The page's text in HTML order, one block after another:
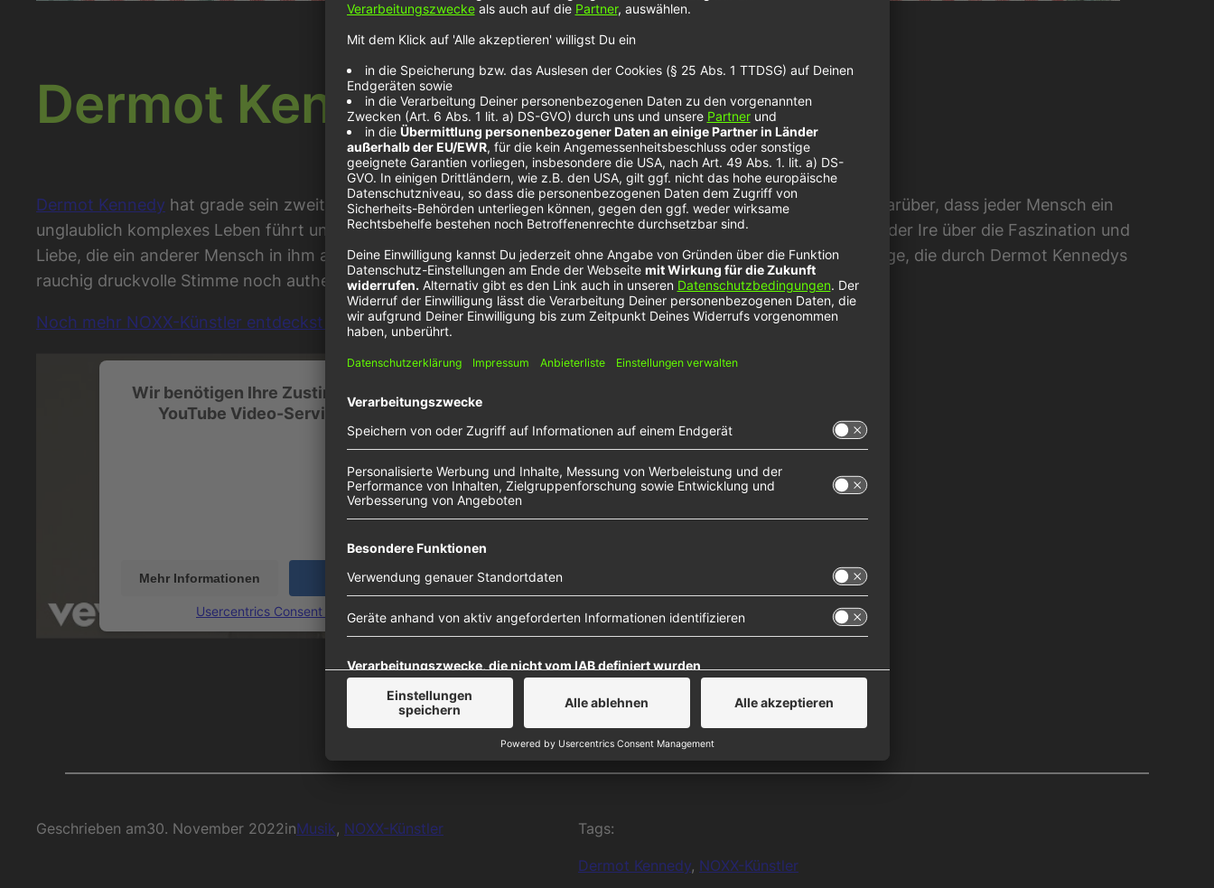
Dermot Kennedy – One Life
Dermot Kennedy hat grade sein zweites Studioalbum „Sonder“ rausgebracht. Auf dem Album philosophiert er darüber, dass jeder Mensch ein
unglaublich komplexes Leben führt und sich alle Leben in ihrer Komplexität verzahnen. Auch in „One Life“ singt der Ire über die Faszination und
Liebe, die ein anderer Mensch in ihm auslösen kann. „One Life“ ist druckvoll produzierter 2022er-Pop mit Aussage, die durch Dermot Kennedys
rauchig druckvolle Stimme noch authentischer wird.
Noch mehr NOXX-Künstler entdeckst du unter diesem Link.
Wir benötigen Ihre Zustimmung, um den
YouTube Video-Service zu laden!
Videoinhalte einzubetten. Dieser Service kann Daten zu
Ihren Aktivitäten sammeln. Bitte lesen Sie die Details
Mehr Informationen Akzeptieren
Usercentrics Consent Management Platform
Geschrieben am30. November 2022inMusik, NOXX-Künstler Tags:
Dermot Kennedy, NOXX-Künstler